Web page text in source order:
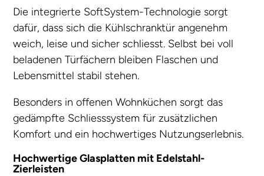
Die integrierte SoftSystem-Technologie sorgt
dafür, dass sich die Kühlschranktür angenehm
weich, leise und sicher schliesst. Selbst bei voll
beladenen Türfächern bleiben Flaschen und
Lebensmittel stabil stehen.
Besonders in offenen Wohnküchen sorgt das
gedämpfte Schliesssystem für zusätzlichen
Komfort und ein hochwertiges Nutzungserlebnis.
Hochwertige Glasplatten mit Edelstahl-
Zierleisten